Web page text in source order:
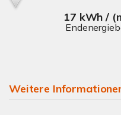
17 kWh /
Weitere